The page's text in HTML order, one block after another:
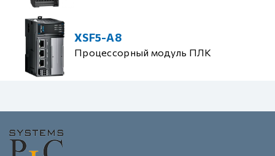
XSF5-A8
Процессорный модуль ПЛК